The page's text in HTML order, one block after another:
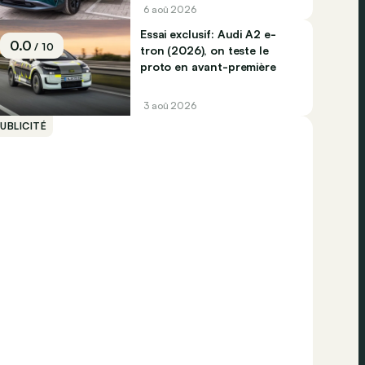
6 aoû 2026
0.0/ 10
Essai exclusif: Audi A2 e-
tron (2026), on teste le
proto en avant-première
3 aoû 2026